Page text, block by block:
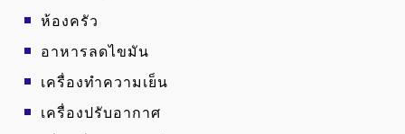
ห้องครัว
อาหารลดไขมัน
เครื่องทำความเย็น
เครื่องปรับอากาศ